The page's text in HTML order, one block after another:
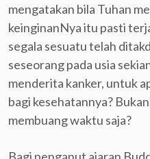
mengatakan bila Tuhan
keinginanNya itu pasti
segala sesuatu telah
seseorang pada usia
menderita kanker, untuk
bagi kesehatannya?
membuang waktu saja?